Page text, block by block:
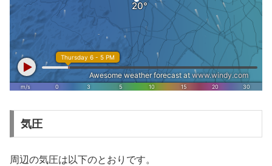
気圧
周辺の気圧は以下のとおりです。